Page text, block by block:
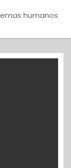
humanos